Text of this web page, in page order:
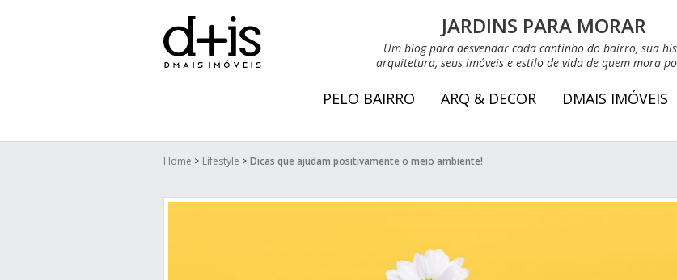
JARDINS PARA MORAR
Um blog para desvendar cada cantinho do bairro, sua
arquitetura, seus imóveis e estilo de vida de quem mora
PELO BAIRRO ARQ & DECOR DMAIS IMÓVEIS
Home > Lifestyle >Dicas que ajudam positivamente o meio ambiente!